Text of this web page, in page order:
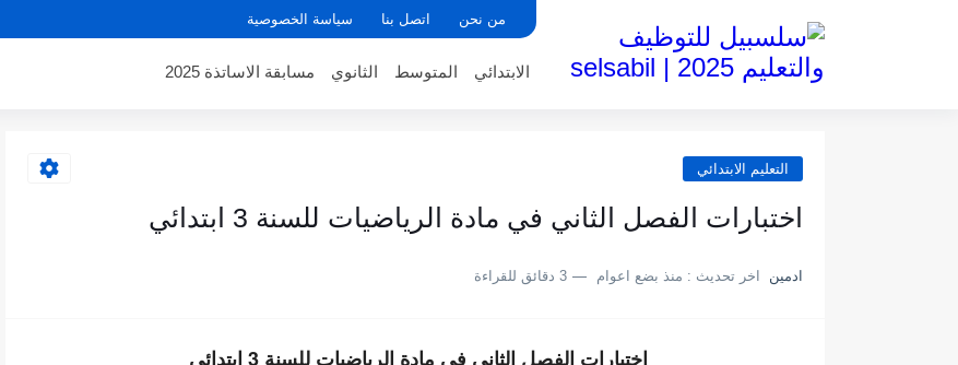
من نحن اتصل بنا سياسة الخصوصية
الابتدائي المتوسط الثانوي مسابقة الاساتذة 2025
التعليم الابتدائي
اختبارات الفصل الثاني في مادة الرياضيات للسنة 3 ابتدائي
ادمين اخر تحديث : منذ بضع اعوام 3 دقائق للقراءة
اختبارات الفصل الثاني في مادة الرياضيات للسنة 3 ابتدائي